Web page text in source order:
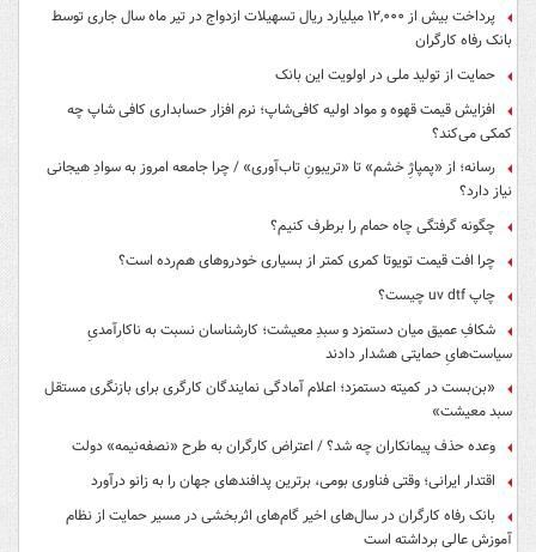
پرداخت بیش از ۱۲,۰۰۰ میلیارد ریال تسهیلات ازدواج در تیر ماه سال جاری توسط
بانک رفاه کارگران
حمایت از تولید ملی در اولویت این بانک
افزایش قیمت قهوه و مواد اولیه کافی‌شاپ؛ نرم افزار حسابداری کافی شاپ چه
کمکی می‌کند؟
رسانه؛ از «پمپاژِ خشم» تا «تریبونِ تاب‌آوری» / چرا جامعه امروز به سوادِ هیجانی
نیاز دارد؟
چگونه گرفتگی چاه حمام را برطرف کنیم؟
چرا افت قیمت تویوتا کمری کمتر از بسیاری خودروهای هم‌رده است؟
چاپ uv dtf چیست؟
شکافِ عمیق میان دستمزد و سبدِ معیشت؛ کارشناسان نسبت به ناکارآمدیِ
سیاست‌هایِ حمایتی هشدار دادند
«بن‌بست در کمیته دستمزد؛ اعلام آمادگی نمایندگان کارگری برای بازنگری مستقل
سبد معیشت»
وعده حذف پیمانکاران چه شد؟ / اعتراض کارگران به طرح «نصفه‌نیمه» دولت
اقتدار ایرانی؛ وقتی فناوری بومی، برترین پدافندهای جهان را به زانو درآورد
بانک رفاه کارگران در سال‌های اخیر گام‌های اثربخشی در مسیر حمایت از نظام
آموزش عالی برداشته است